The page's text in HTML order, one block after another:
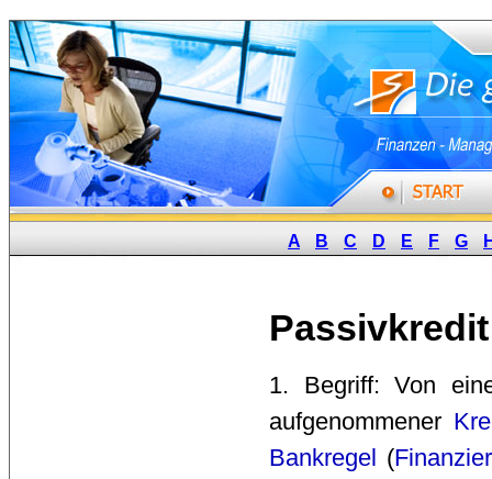
A B C D E F G
Passivkredit
1. Begriff: Von
aufgenommener
Bankregel (